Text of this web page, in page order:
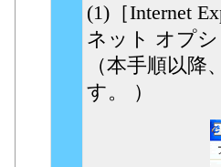
(1)［Internet
ネット オプ
（本手順以降
す。 ）